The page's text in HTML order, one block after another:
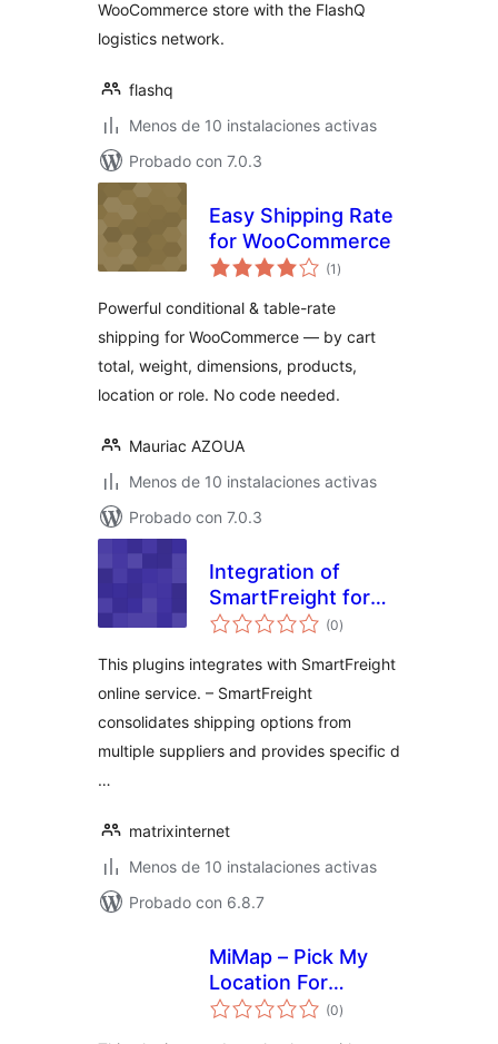
WooCommerce store with the FlashQ
logistics network.
flashq
Menos de 10 instalaciones activas
Probado con 7.0.3
Easy Shipping Rate
for WooCommerce
(1 total
de
)
Powerful conditional & table-rate
shipping for WooCommerce — by cart
total, weight, dimensions, products,
location or role. No code needed.
Mauriac AZOUA
Menos de 10 instalaciones activas
Probado con 7.0.3
Integration of
SmartFreight for
WooCommerce
(0total
de
)
This plugins integrates with SmartFreight
online service. – SmartFreight
consolidates shipping options from
multiple suppliers and provides specific d
…
matrixinternet
Menos de 10 instalaciones activas
Probado con 6.8.7
MiMap – Pick My
Location For
WooCommerce
(0total
de
)